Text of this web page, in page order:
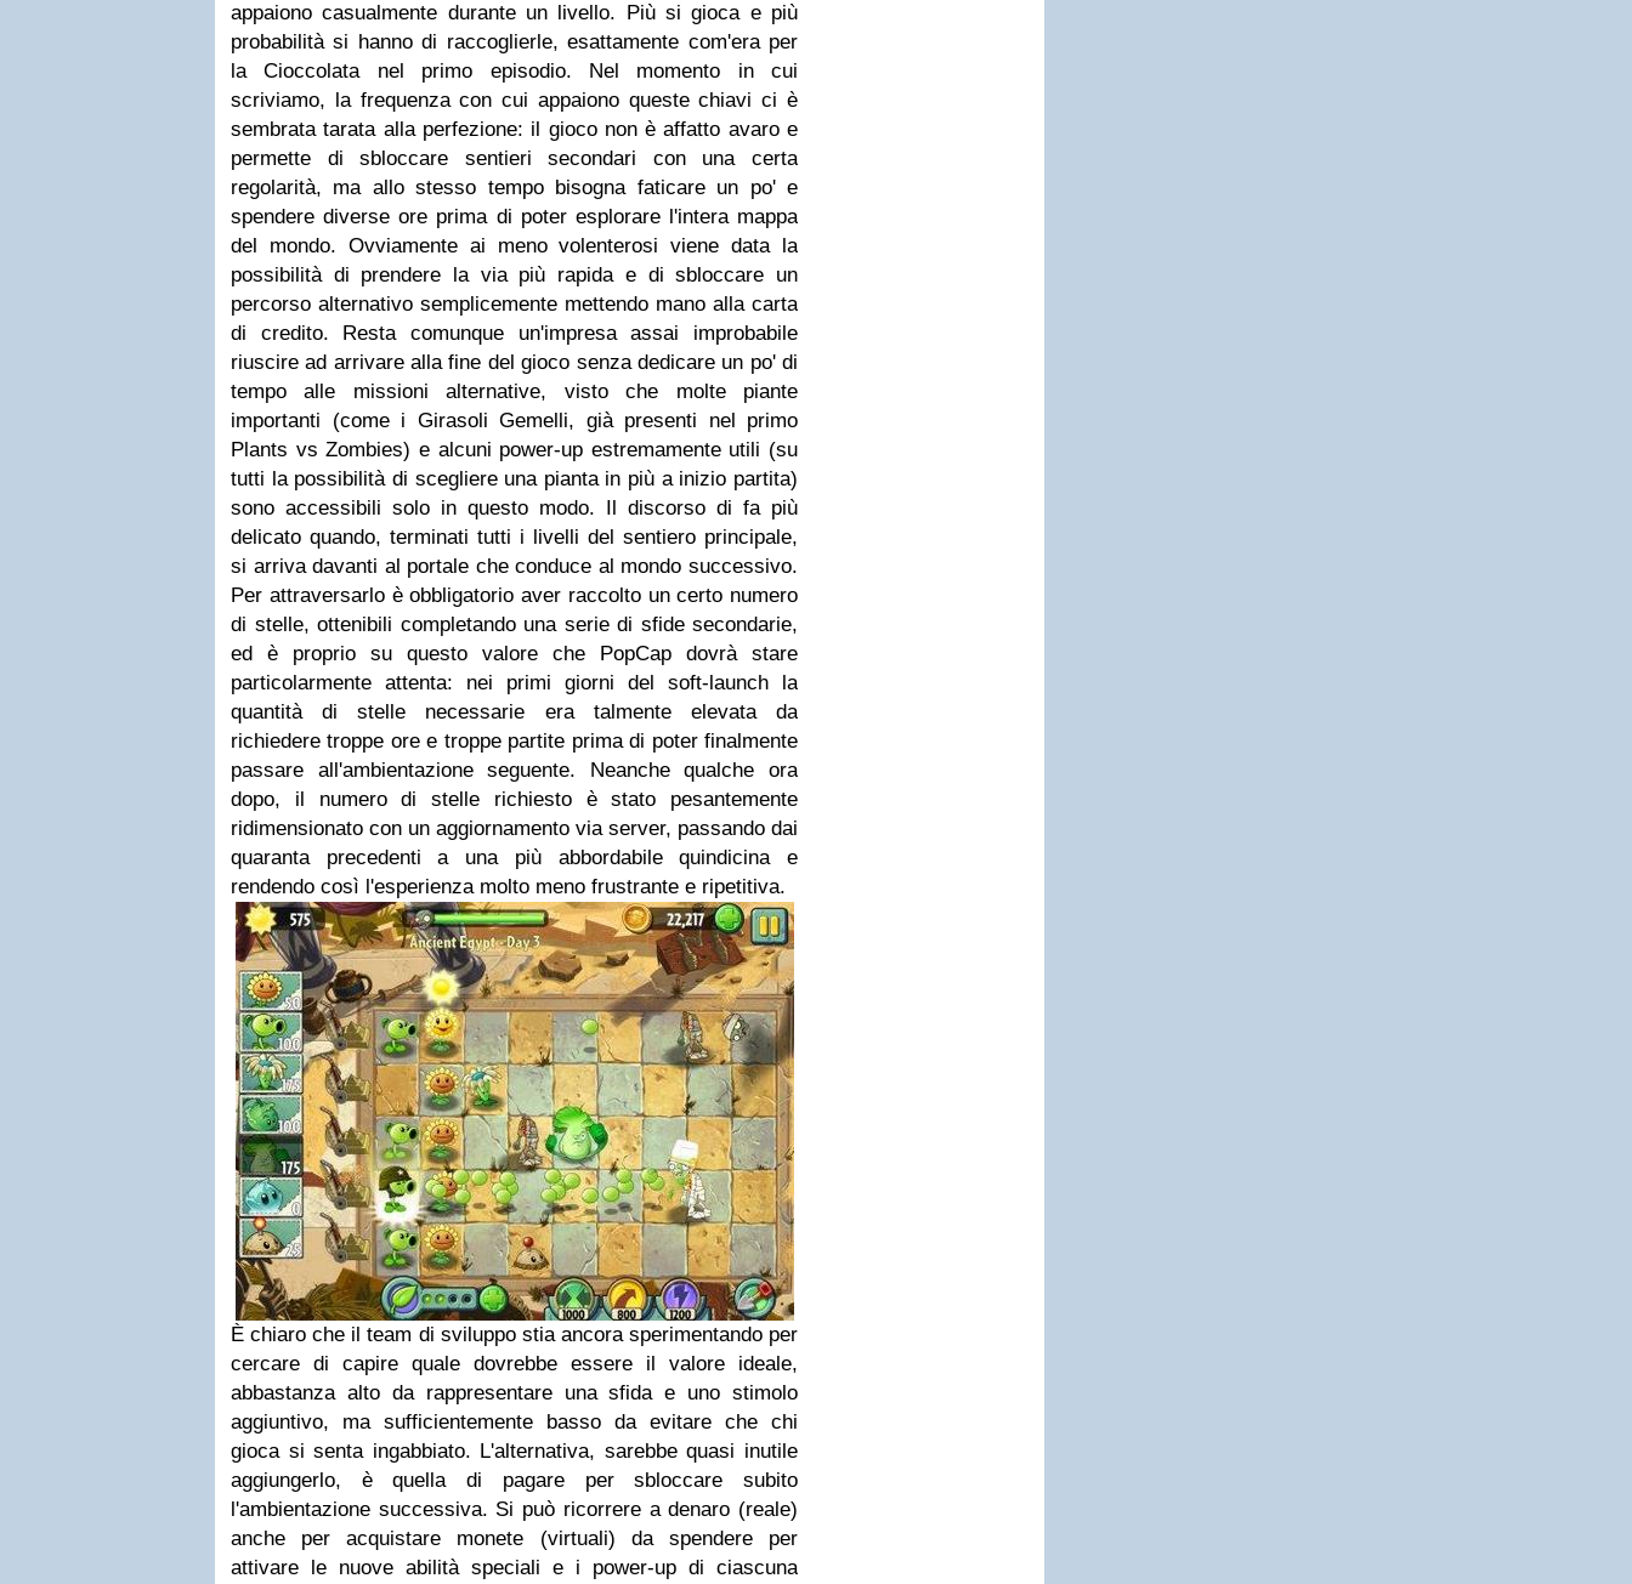
appaiono casualmente durante un livello. Più si gioca e più
probabilità si hanno di raccoglierle, esattamente com'era per
la Cioccolata nel primo episodio. Nel momento in cui
scriviamo, la frequenza con cui appaiono queste chiavi ci è
sembrata tarata alla perfezione: il gioco non è affatto avaro e
permette di sbloccare sentieri secondari con una certa
regolarità, ma allo stesso tempo bisogna faticare un po' e
spendere diverse ore prima di poter esplorare l'intera mappa
del mondo. Ovviamente ai meno volenterosi viene data la
possibilità di prendere la via più rapida e di sbloccare un
percorso alternativo semplicemente mettendo mano alla carta
di credito. Resta comunque un'impresa assai improbabile
riuscire ad arrivare alla fine del gioco senza dedicare un po' di
tempo alle missioni alternative, visto che molte piante
importanti (come i Girasoli Gemelli, già presenti nel primo
Plants vs Zombies) e alcuni power-up estremamente utili (su
tutti la possibilità di scegliere una pianta in più a inizio partita)
sono accessibili solo in questo modo. Il discorso di fa più
delicato quando, terminati tutti i livelli del sentiero principale,
si arriva davanti al portale che conduce al mondo successivo.
Per attraversarlo è obbligatorio aver raccolto un certo numero
di stelle, ottenibili completando una serie di sfide secondarie,
ed è proprio su questo valore che PopCap dovrà stare
particolarmente attenta: nei primi giorni del soft-launch la
quantità di stelle necessarie era talmente elevata da
richiedere troppe ore e troppe partite prima di poter finalmente
passare all'ambientazione seguente. Neanche qualche ora
dopo, il numero di stelle richiesto è stato pesantemente
ridimensionato con un aggiornamento via server, passando dai
quaranta precedenti a una più abbordabile quindicina e
rendendo così l'esperienza molto meno frustrante e ripetitiva.
È chiaro che il team di sviluppo stia ancora sperimentando per
cercare di capire quale dovrebbe essere il valore ideale,
abbastanza alto da rappresentare una sfida e uno stimolo
aggiuntivo, ma sufficientemente basso da evitare che chi
gioca si senta ingabbiato. L'alternativa, sarebbe quasi inutile
aggiungerlo, è quella di pagare per sbloccare subito
l'ambientazione successiva. Si può ricorrere a denaro (reale)
anche per acquistare monete (virtuali) da spendere per
attivare le nuove abilità speciali e i power-up di ciascuna